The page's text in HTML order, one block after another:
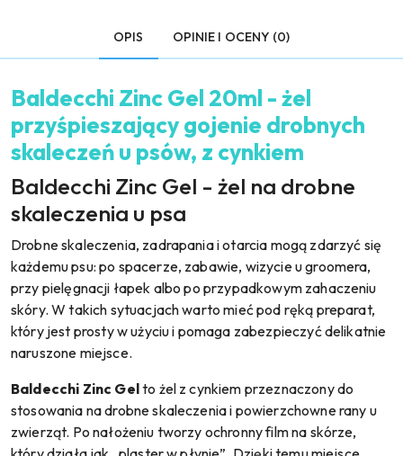
OPIS OPINIE I OCENY (0)
Baldecchi Zinc Gel 20ml - żel
przyśpieszający gojenie drobnych
skaleczeń u psów, z cynkiem
Baldecchi Zinc Gel - żel na drobne
skaleczenia u psa
Drobne skaleczenia, zadrapania i otarcia mogą zdarzyć się
każdemu psu: po spacerze, zabawie, wizycie u groomera,
przy pielęgnacji łapek albo po przypadkowym zahaczeniu
skóry. W takich sytuacjach warto mieć pod ręką preparat,
który jest prosty w użyciu i pomaga zabezpieczyć delikatnie
naruszone miejsce.
Baldecchi Zinc Gelto żel z cynkiem przeznaczony do
stosowania na drobne skaleczenia i powierzchowne rany u
zwierząt. Po nałożeniu tworzy ochronny film na skórze,